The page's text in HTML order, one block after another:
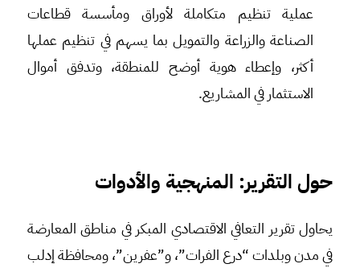
عملية تنظيم متكاملة لأوراق ومأسسة قطاعات
الصناعة والزراعة والتمويل بما يسهم في تنظيم عملها
أكثر، وإعطاء هوية أوضح للمنطقة، وتدفق أموال
الاستثمار في المشاريع.
حول التقرير: المنهجية والأدوات
يحاول تقرير التعافي الاقتصادي المبكر في مناطق المعارضة
في مدن وبلدات “درع الفرات”، و”عفرين”، ومحافظة إدلب